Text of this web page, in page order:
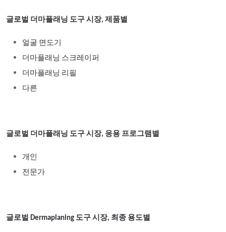
글로벌 더마플래닝 도구 시장, 제품별
얼굴 면도기
더마플래닝 스크레이퍼
더마플래닝 리필
다른
글로벌 더마플래닝 도구 시장, 응용 프로그램별
개인
전문가
글로벌 Dermaplaning 도구 시장, 최종 용도별